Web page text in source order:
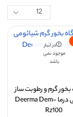
در انبار
موجود نمی
باشد
گرم و رطوبت ساز
شیائومی درما Deerma Dem-
Rz100